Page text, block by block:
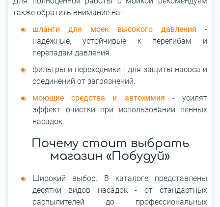
также обратить внимание на:
шланги для моек высокого давления -
надёжные, устойчивые к перегибам и
перепадам давления.
фильтры и переходники - для защиты насоса и
соединений от загрязнений.
моющие средства и автохимия - усилят
эффект очистки при использовании пенных
насадок.
Почему стоит выбрать
магазин «Побудуй»
Широкий выбор. В каталоге представлены
десятки видов насадок - от стандартных
распылителей до профессиональных